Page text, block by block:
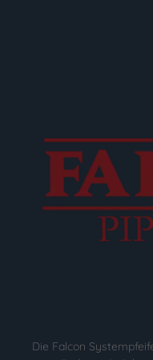
Die Falcon